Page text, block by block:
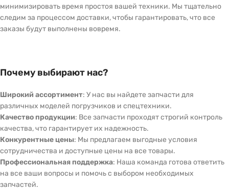
минимизировать время простоя вашей техники. Мы тщательно
следим за процессом доставки, чтобы гарантировать, что все
заказы будут выполнены вовремя.
Почему выбирают нас?
Широкий ассортимент: У нас вы найдете запчасти для
различных моделей погрузчиков и спецтехники.
Качество продукции: Все запчасти проходят строгий контроль
качества, что гарантирует их надежность.
Конкурентные цены: Мы предлагаем выгодные условия
сотрудничества и доступные цены на все товары.
Профессиональная поддержка: Наша команда готова ответить
на все ваши вопросы и помочь с выбором необходимых
запчастей.